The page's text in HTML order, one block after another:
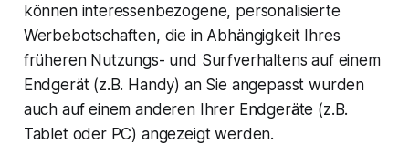
können interessenbezogene, personalisierte
Werbebotschaften, die in Abhängigkeit Ihres
früheren Nutzungs- und Surfverhaltens auf einem
Endgerät (z.B. Handy) an Sie angepasst wurden
auch auf einem anderen Ihrer Endgeräte (z.B.
Tablet oder PC) angezeigt werden.